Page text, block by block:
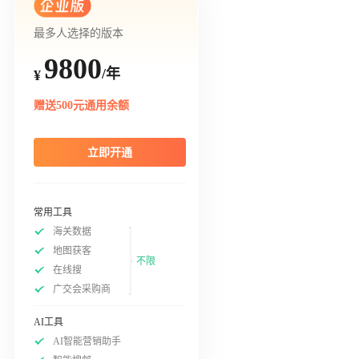
最多人选择的版本
¥ 9800/年
赠送500元通用余额
立即开通
常用工具
海关数据
地图获客
在线搜
广交会采购商
不限
AI工具
AI智能营销助手